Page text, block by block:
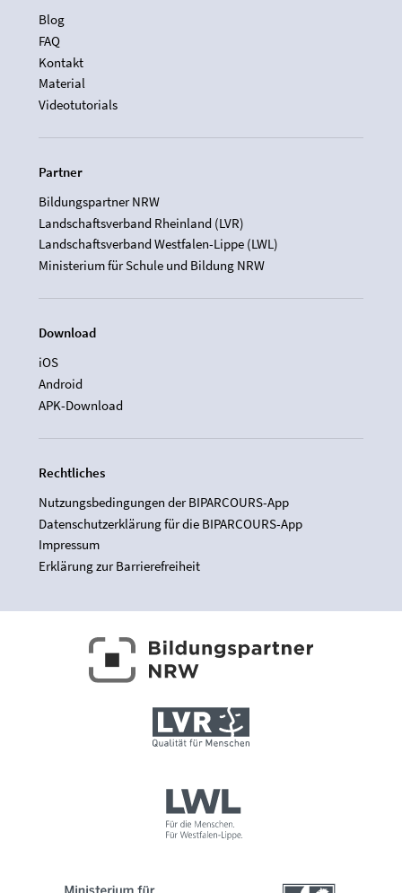
Blog
FAQ
Kontakt
Material
Videotutorials
Partner
Bildungspartner NRW
Landschaftsverband Rheinland (LVR)
Landschaftsverband Westfalen-Lippe (LWL)
Ministerium für Schule und Bildung NRW
Download
iOS
Android
APK-Download
Rechtliches
Nutzungsbedingungen der BIPARCOURS-App
Datenschutzerklärung für die BIPARCOURS-App
Impressum
Erklärung zur Barrierefreiheit